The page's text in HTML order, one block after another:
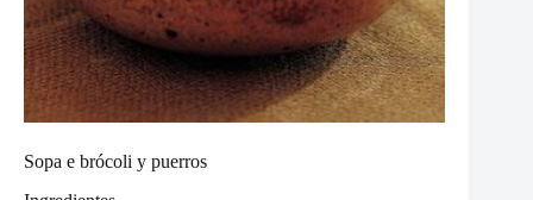
Sopa e brócoli y puerros